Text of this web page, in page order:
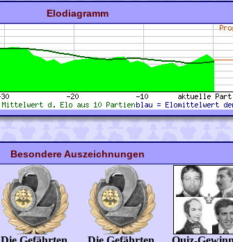
Elodiagramm
Besondere Auszeichnungen